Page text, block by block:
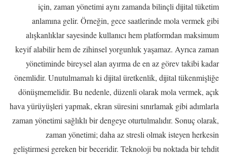
için, zaman yönetimi aynı zamanda bilinçli dijital tüketim
anlamına gelir. Örneğin, gece saatlerinde mola vermek gibi
alışkanlıklar sayesinde kullanıcı hem platformdan maksimum
keyif alabilir hem de zihinsel yorgunluk yaşamaz. Ayrıca zaman
yönetiminde bireysel alan ayırma de en az görev takibi kadar
önemlidir. Unutulmamalı ki dijital üretkenlik, dijital tükenmişliğe
dönüşmemelidir. Bu nedenle, düzenli olarak mola vermek, açık
hava yürüyüşleri yapmak, ekran süresini sınırlamak gibi adımlarla
zaman yönetimi sağlıklı bir dengeye oturtulmalıdır. Sonuç olarak,
zaman yönetimi; daha az stresli olmak isteyen herkesin
geliştirmesi gereken bir beceridir. Teknoloji bu noktada bir tehdit